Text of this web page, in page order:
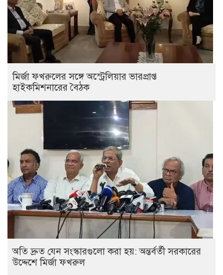
মির্জা ফখরুলের সঙ্গে অস্ট্রেলিয়ার ভারপ্রাপ্ত
হাইকমিশনারের বৈঠক
অতি দ্রুত যেন সংস্কারগুলো করা হয়: অন্তর্বর্তী সরকারের
উদ্দেশে মির্জা ফখরুল